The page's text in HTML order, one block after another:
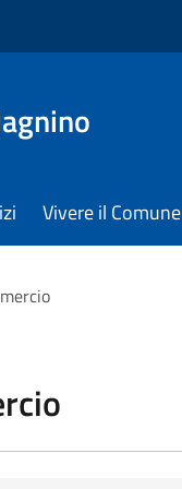
Vivere il Comune